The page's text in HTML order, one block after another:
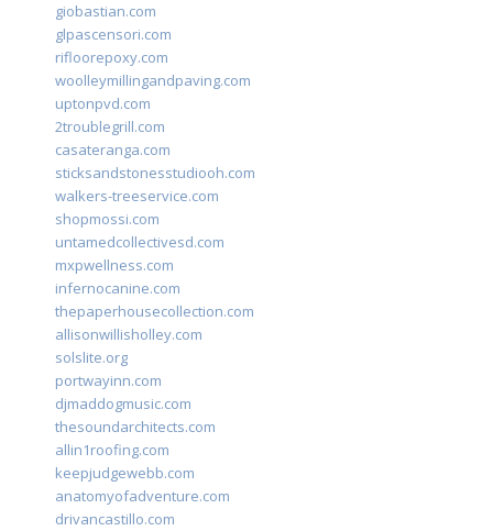
giobastian.com
glpascensori.com
rifloorepoxy.com
woolleymillingandpaving.com
uptonpvd.com
2troublegrill.com
casateranga.com
sticksandstonesstudiooh.com
walkers-treeservice.com
shopmossi.com
untamedcollectivesd.com
mxpwellness.com
infernocanine.com
thepaperhousecollection.com
allisonwillisholley.com
solslite.org
portwayinn.com
djmaddogmusic.com
thesoundarchitects.com
allin1roofing.com
keepjudgewebb.com
anatomyofadventure.com
drivancastillo.com